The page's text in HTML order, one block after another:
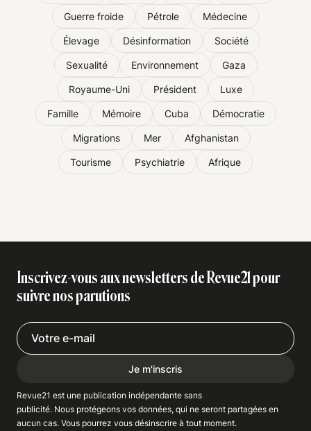
Guerre froide Pétrole Médecine
Élevage Désinformation Société
Sexualité Environnement Gaza
Royaume-Uni Président Luxe
Famille Mémoire Cuba Démocratie
Migrations Mer Afghanistan
Tourisme Psychiatrie Afrique
Inscrivez-vous aux newsletters de Revue21 pour
suivre nos parutions
Je m'inscris
Revue21 est une publication indépendante sans
publicité. Nous protégeons vos données, qui ne seront partagées en
aucun cas. Vous pourrez vous désinscrire à tout moment.